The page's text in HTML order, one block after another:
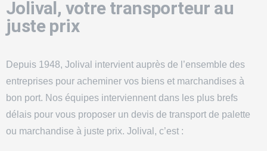
Jolival, votre transporteur au
juste prix
Depuis 1948, Jolival intervient auprès de l’ensemble des
entreprises pour acheminer vos biens et marchandises à
bon port. Nos équipes interviennent dans les plus brefs
délais pour vous proposer un devis de transport de palette
ou marchandise à juste prix. Jolival, c’est :